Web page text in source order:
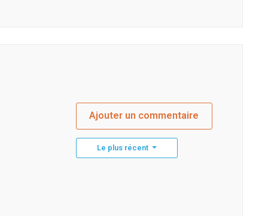
Ajouter un commentaire
Le plus récent